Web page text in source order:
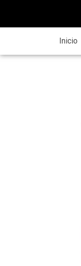
Inicio